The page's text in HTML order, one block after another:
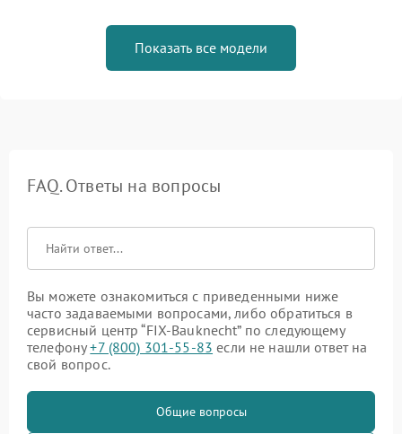
Показать все модели
FAQ. Ответы на вопросы
Вы можете ознакомиться с приведенными ниже
часто задаваемыми вопросами, либо обратиться в
сервисный центр “FIX-Bauknecht” по следующему
телефону+7 (800) 301-55-83 если не нашли ответ на
свой вопрос.
Общие вопросы